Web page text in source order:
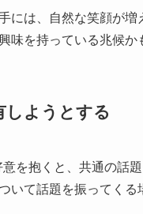
には、自然な笑顔が
味を持っている兆候か
しようとする
を抱くと、共通の話
いて話題を振ってくる